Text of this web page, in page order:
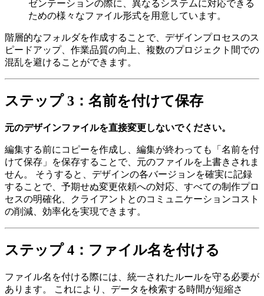
ゼンテーションの際に、異なるシステムに対応できる
ための様々なファイル形式を用意しています。
階層的なフォルダを作成することで、デザインプロセスのス
ピードアップ、作業品質の向上、複数のプロジェクト間での
混乱を避けることができます。
ステップ 3：名前を付けて保存
元のデザインファイルを直接変更しないでください。
編集する前にコピーを作成し、編集が終わっても「名前を付
けて保存」を保存することで、元のファイルを上書きされま
せん。 そうすると、デザインの各バージョンを確実に記録
することで、予期せぬ変更依頼への対応、すべての制作プロ
セスの明確化、クライアントとのコミュニケーションコスト
の削減、効率化を実現できます。
ステップ 4： ファイル名を付ける
ファイル名を付ける際には、統一されたルールを守る必要が
あります。 これにより、データを検索する時間が短縮さ